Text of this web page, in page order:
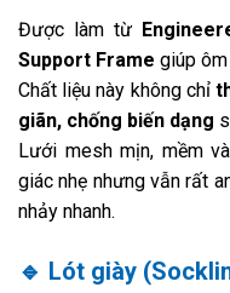
Được làm từ
Support Frame giúp
Chất liệu này không chỉ
giãn, chống biến dạng
Lưới mesh mịn, mềm
giác nhẹ nhưng vẫn rất
nhảy nhanh.
🔹 Lót giày